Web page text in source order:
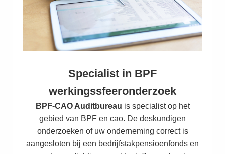
Specialist in BPF
werkingssfeeronderzoek
BPF-CAO Auditbureau is specialist op het
gebied van BPF en cao. De deskundigen
onderzoeken of uw onderneming correct is
aangesloten bij een bedrijfstakpensioenfonds en